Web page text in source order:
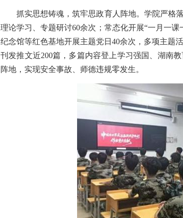
抓实思想铸魂，筑牢思政育人阵地。学院严格
理论学习、专题研讨60余次；常态化开展“一月一
纪念馆等红色基地开展主题党日40余次，多项主题
刊发推文近200篇，多篇内容登上学习强国、湖南
阵地，实现安全事故、师德违规零发生。